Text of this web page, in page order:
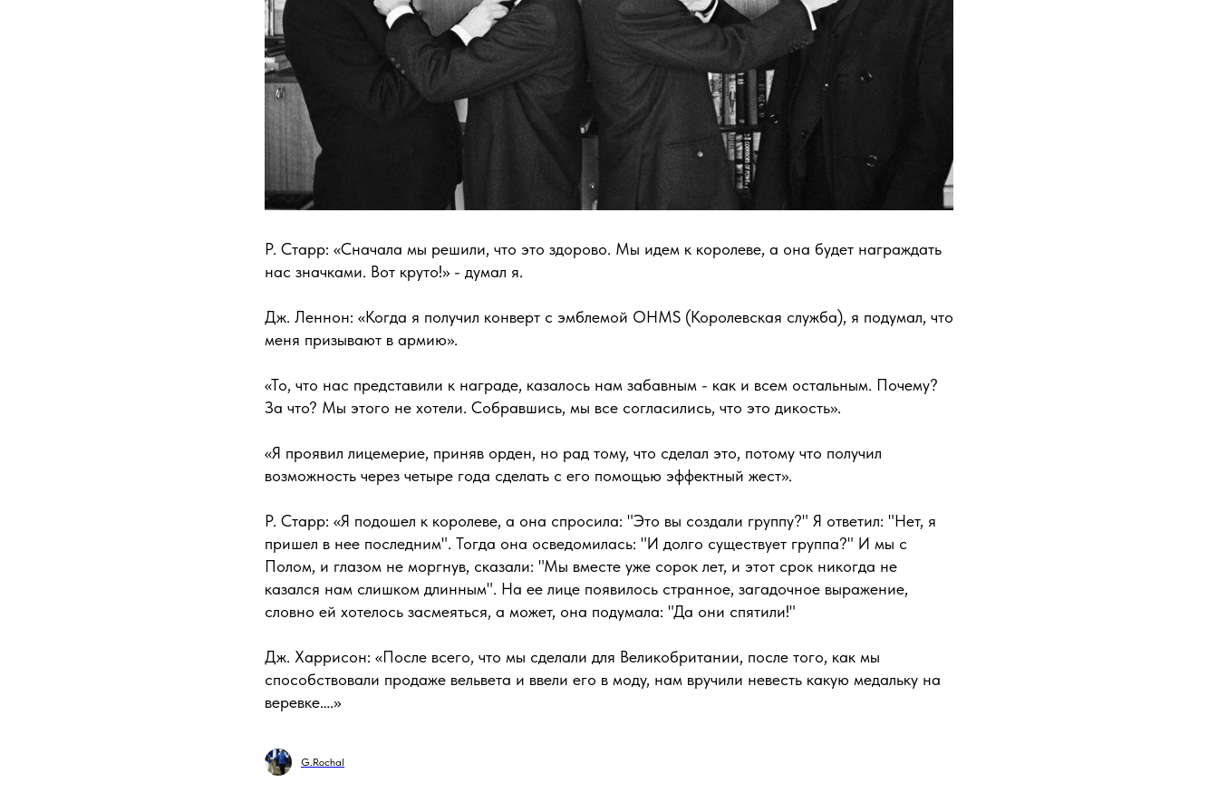
Р. Старр: «Сначала мы решили, что это здорово. Мы идем к королеве, а она будет награждать
нас значками. Вот круто!» - думал я.
Дж. Леннон: «Когда я получил конверт с эмблемой OHMS (Королевская служба), я подумал, что
меня призывают в армию».
«То, что нас представили к награде, казалось нам забавным - как и всем остальным. Почему?
За что? Мы этого не хотели. Собравшись, мы все согласились, что это дикость».
«Я проявил лицемерие, приняв орден, но рад тому, что сделал это, потому что получил
возможность через четыре года сделать с его помощью эффектный жест».
Р. Старр: «Я подошел к королеве, а она спросила: "Это вы создали группу?" Я ответил: "Нет, я
пришел в нее последним". Тогда она осведомилась: "И долго существует группа?" И мы с
Полом, и глазом не моргнув, сказали: "Мы вместе уже сорок лет, и этот срок никогда не
казался нам слишком длинным". На ее лице появилось странное, загадочное выражение,
словно ей хотелось засмеяться, а может, она подумала: "Да они спятили!"
Дж. Харрисон: «После всего, что мы сделали для Великобритании, после того, как мы
способствовали продаже вельвета и ввели его в моду, нам вручили невесть какую медальку на
веревке….»
G.Rochal